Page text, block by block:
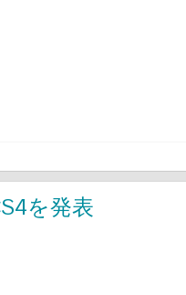
を発表